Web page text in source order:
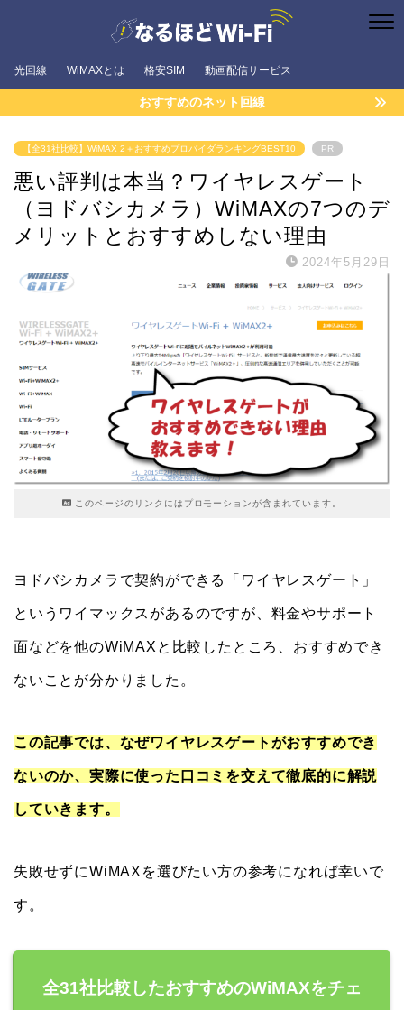
光回線 WiMAXとは 格安SIM 動画配信サービス
おすすめのネット回線
【全31社比較】WiMAX 2＋おすすめプロバイダランキングBEST10 PR
悪い評判は本当？ワイヤレスゲート
（ヨドバシカメラ）WiMAXの7つのデ
メリットとおすすめしない理由
2024年5月29日
このページのリンクにはプロモーションが含まれています。
ヨドバシカメラで契約ができる「ワイヤレスゲート」
というワイマックスがあるのですが、料金やサポート
面などを他のWiMAXと比較したところ、おすすめでき
ないことが分かりました。
この記事では、なぜワイヤレスゲートがおすすめでき
ないのか、実際に使った口コミを交えて徹底的に解説
していきます。
失敗せずにWiMAXを選びたい方の参考になれば幸いで
す。
全31社比較したおすすめのWiMAXをチェ